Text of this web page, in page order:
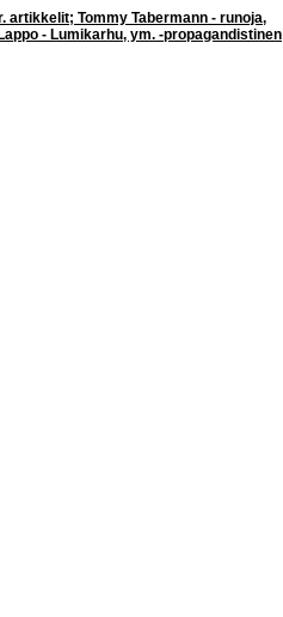
artikkelit; Tommy Tabermann - runoja,
- Lumikarhu, ym. -propagandistinen